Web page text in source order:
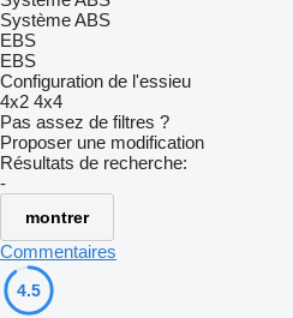
Système ABS
EBS
EBS
Configuration de l'essieu
4x2 4x4
Pas assez de filtres ?
Proposer une modification
Résultats de recherche:
-
montrer
Commentaires
4.5